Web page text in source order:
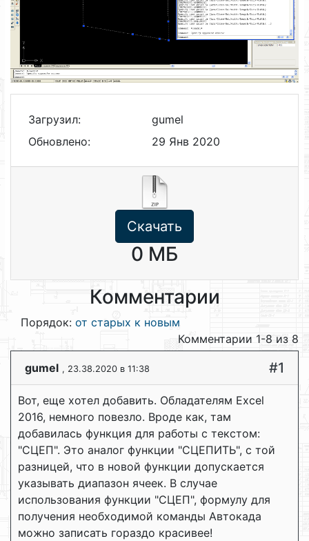
Загрузил:
gumel
Обновлено:
29 Янв 2020
Скачать
0 МБ
Комментарии
Порядок: от старых к новым
Комментарии 1-8 из 8
gumel , 23.38.2020 в 11:38 #1
Вот, еще хотел добавить. Обладателям Excel
2016, немного повезло. Вроде как, там
добавилась функция для работы с текстом:
"СЦЕП". Это аналог функции "СЦЕПИТЬ", с той
разницей, что в новой функции допускается
указывать диапазон ячеек. В случае
использования функции "СЦЕП", формулу для
получения необходимой команды Автокада
можно записать гораздо красивее!